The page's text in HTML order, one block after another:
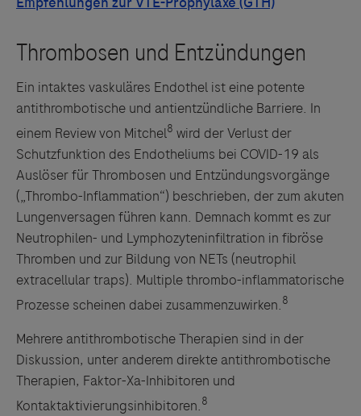
Ein intaktes vaskuläres Endothel ist eine potente
antithrombotische und antientzündliche Barriere. In
einem Review von Mitchel8 wird der Verlust der
Schutzfunktion des Endotheliums bei COVID-19 als
Auslöser für Thrombosen und Entzündungsvorgänge
(„Thrombo-Inflammation“) beschrieben, der zum akuten
Lungenversagen führen kann. Demnach kommt es zur
Neutrophilen- und Lymphozyteninfiltration in fibröse
Thromben und zur Bildung von NETs (neutrophil
extracellular traps). Multiple thrombo-inflammatorische
Prozesse scheinen dabei zusammenzuwirken.8
Mehrere antithrombotische Therapien sind in der
Diskussion, unter anderem direkte antithrombotische
Therapien, Faktor-Xa-Inhibitoren und
Kontaktaktivierungsinhibitoren.8